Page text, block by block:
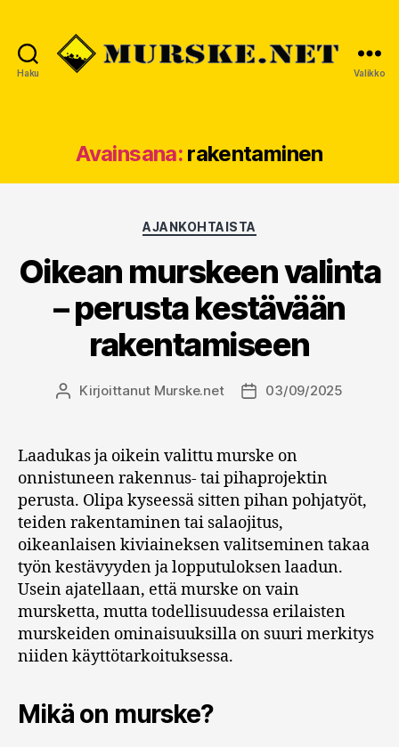
Haku Valikko
Avainsana: rakentaminen
Kategoriat
AJANKOHTAISTA
Oikean murskeen valinta
– perusta kestävään
rakentamiseen
Kirjoittaja
Kirjoittanut Murske.net Julkaisupäivämäärä
03/09/2025
Laadukas ja oikein valittu murske on
onnistuneen rakennus- tai pihaprojektin
perusta. Olipa kyseessä sitten pihan pohjatyöt,
teiden rakentaminen tai salaojitus,
oikeanlaisen kiviaineksen valitseminen takaa
työn kestävyyden ja lopputuloksen laadun.
Usein ajatellaan, että murske on vain
mursketta, mutta todellisuudessa erilaisten
murskeiden ominaisuuksilla on suuri merkitys
niiden käyttötarkoituksessa.
Mikä on murske?